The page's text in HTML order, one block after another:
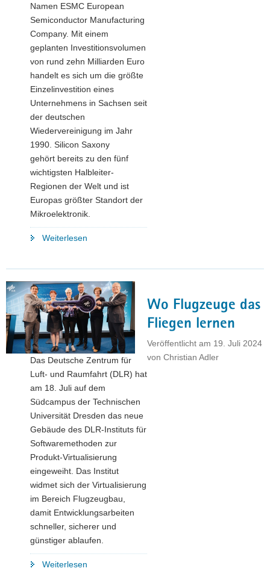
Namen ESMC European
Semiconductor Manufacturing
Company. Mit einem
geplanten Investitionsvolumen
von rund zehn Milliarden Euro
handelt es sich um die größte
Einzelinvestition eines
Unternehmens in Sachsen seit
der deutschen
Wiedervereinigung im Jahr
1990. Silicon Saxony
gehört bereits zu den fünf
wichtigsten Halbleiter-
Regionen der Welt und ist
Europas größter Standort der
Mikroelektronik.
Weiterlesen
Spatenstich
für
ESMC"
Wo Flugzeuge das
Fliegen lernen
Veröffentlicht am 19. Juli 2024
von Christian Adler
Das Deutsche Zentrum für
Luft- und Raumfahrt (DLR) hat
am 18. Juli auf dem
Südcampus der Technischen
Universität Dresden das neue
Gebäude des DLR-Instituts für
Softwaremethoden zur
Produkt-Virtualisierung
eingeweiht. Das Institut
widmet sich der Virtualisierung
im Bereich Flugzeugbau,
damit Entwicklungsarbeiten
schneller, sicherer und
günstiger ablaufen.
Weiterlesen